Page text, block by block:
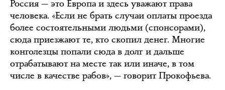
Россия — это Европа и здесь уважают права
человека. «Если не брать случаи оплаты проезда
более состоятельными людьми (спонсорами),
сюда приезжают те, кто скопил денег. Многие
конголезцы попали сюда в долг и дальше
отрабатывают на месте так или иначе, в том
числе в качестве рабов», — говорит Прокофьева.